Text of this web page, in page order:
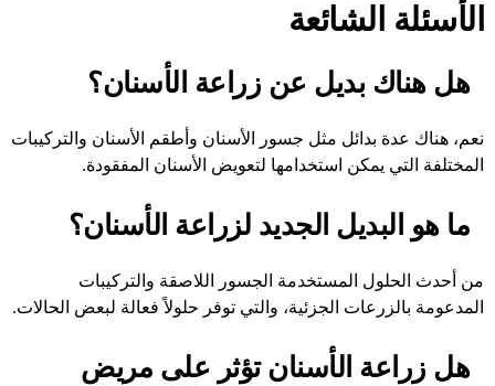
الأسئلة الشائعة
هل هناك بديل عن زراعة الأسنان؟
نعم، هناك عدة بدائل مثل جسور الأسنان وأطقم الأسنان والتركيبات
المختلفة التي يمكن استخدامها لتعويض الأسنان المفقودة.
ما هو البديل الجديد لزراعة الأسنان؟
من أحدث الحلول المستخدمة الجسور اللاصقة والتركيبات
المدعومة بالزرعات الجزئية، والتي توفر حلولاً فعالة لبعض الحالات.
هل زراعة الأسنان تؤثر على مريض